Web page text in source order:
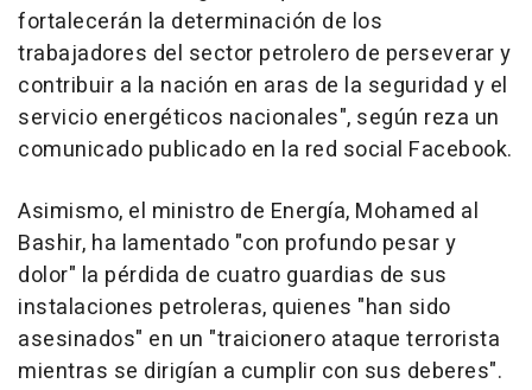
fortalecerán la determinación de los
trabajadores del sector petrolero de perseverar y
contribuir a la nación en aras de la seguridad y el
servicio energéticos nacionales", según reza un
comunicado publicado en la red social Facebook.
Asimismo, el ministro de Energía, Mohamed al
Bashir, ha lamentado "con profundo pesar y
dolor" la pérdida de cuatro guardias de sus
instalaciones petroleras, quienes "han sido
asesinados" en un "traicionero ataque terrorista
mientras se dirigían a cumplir con sus deberes".